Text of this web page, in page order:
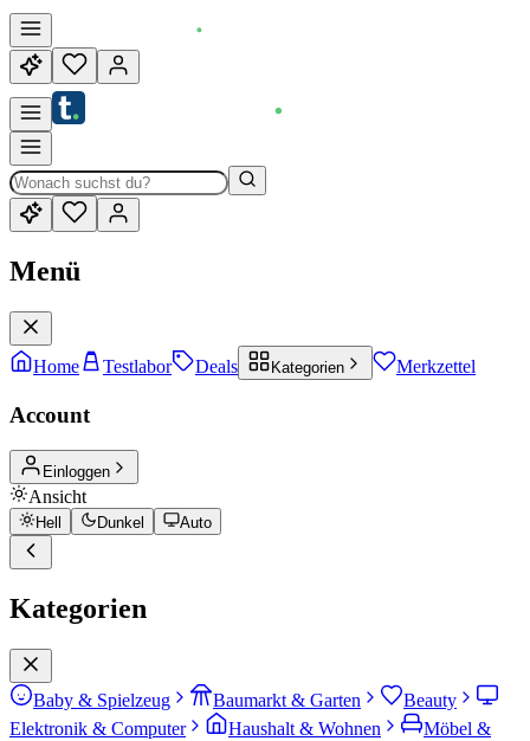
Menü
Home Testlabor Deals Kategorien Merkzettel
Account
Einloggen
Ansicht
Hell Dunkel Auto
Kategorien
Baby & Spielzeug Baumarkt & Garten
Beauty
Elektronik & Computer
Haushalt & Wohnen
Möbel &